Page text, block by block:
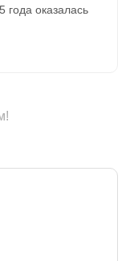
оказалась